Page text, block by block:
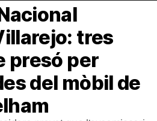
tres
presó per
del mòbil de